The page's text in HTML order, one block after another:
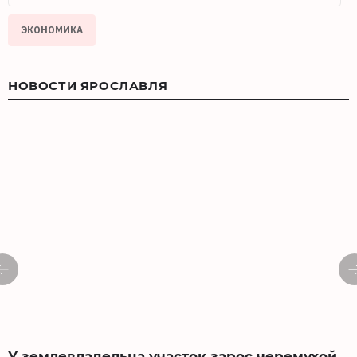
ЭКОНОМИКА
НОВОСТИ ЯРОСЛАВЛЯ